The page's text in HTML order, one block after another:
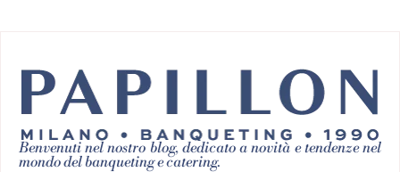
Benvenuti nel nostro blog, dedicato a novità e tendenze nel
mondo del banqueting e catering.